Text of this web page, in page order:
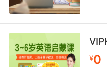
但"合作组织"是个网络
10. Jo is the most
乔是十足的女权主义者
¥0